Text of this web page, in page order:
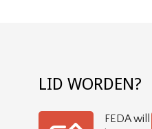
LID WORDEN?
FEDA will